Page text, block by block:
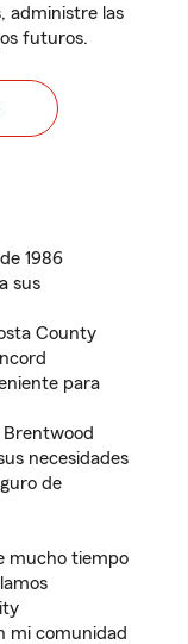
administre las
futuros.
1986
sus
County
para
necesidades
de
mucho tiempo
mi comunidad